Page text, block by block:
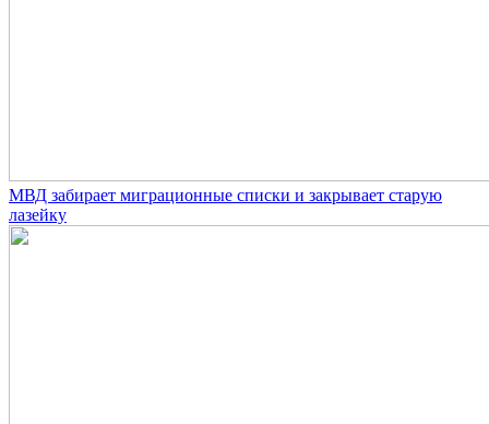
МВД забирает миграционные списки и закрывает старую
лазейку